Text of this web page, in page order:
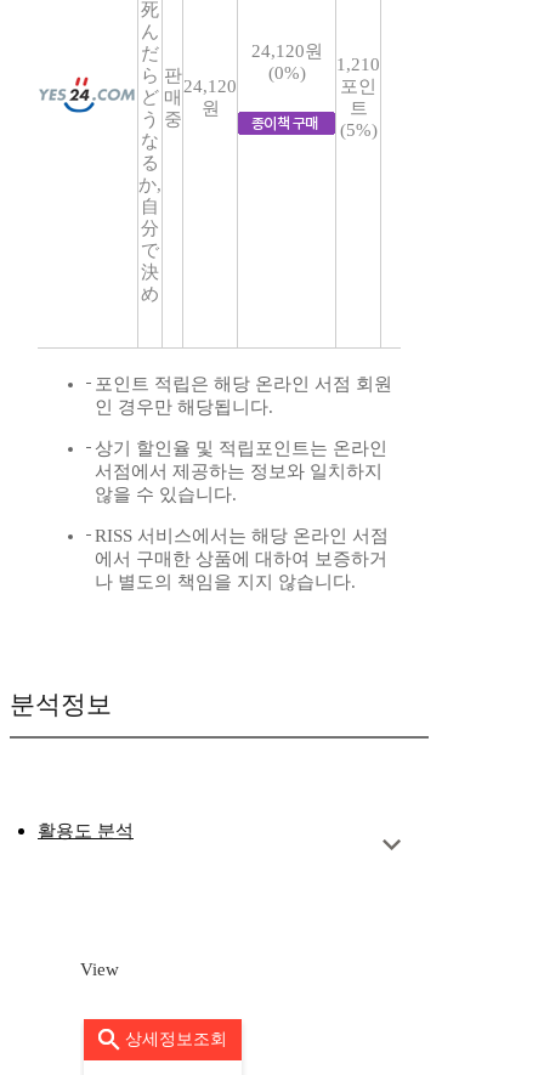
死
ん
だ
ら
ど
う
な
る
か,
自
分
で
決
め
판
매
중
24,120
원
24,120원
(0%)
1,210
포인
트
(5%)
포인트 적립은 해당 온라인 서점 회원
인 경우만 해당됩니다.
상기 할인율 및 적립포인트는 온라인
서점에서 제공하는 정보와 일치하지
않을 수 있습니다.
RISS 서비스에서는 해당 온라인 서점
에서 구매한 상품에 대하여 보증하거
나 별도의 책임을 지지 않습니다.
분석정보
활용도 분석
View
상세정보조회